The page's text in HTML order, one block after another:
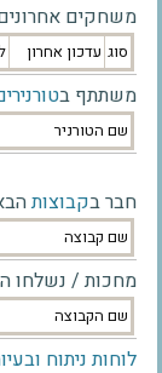
משחקים
סוג עדכון אחרון
משתתף ב
שם הטורניר
חבר בקבוצות
שם קבוצה
מחכות / נשלחו
שם הקבוצה
לוחות ניתוח